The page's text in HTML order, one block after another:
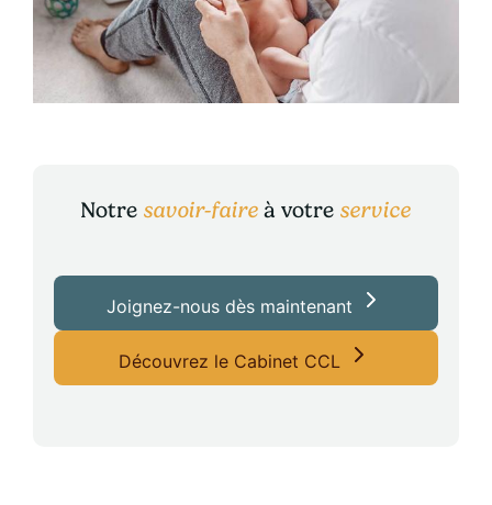
Notre savoir-faire à votre service
Joignez-nous dès maintenant
Découvrez le Cabinet CCL